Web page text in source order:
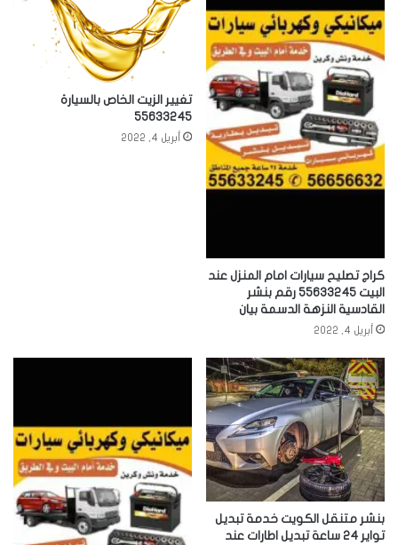
كراج تصليح سيارات امام المنزل عند
البيت 55633245 رقم بنشر
القادسية النزهة الدسمة بيان
أبريل 4, 2022
تغيير الزيت الخاص بالسيارة
55633245
أبريل 4, 2022
بنشر متنقل الكويت خدمة تبديل
تواير 24 ساعة تبديل اطارات عند